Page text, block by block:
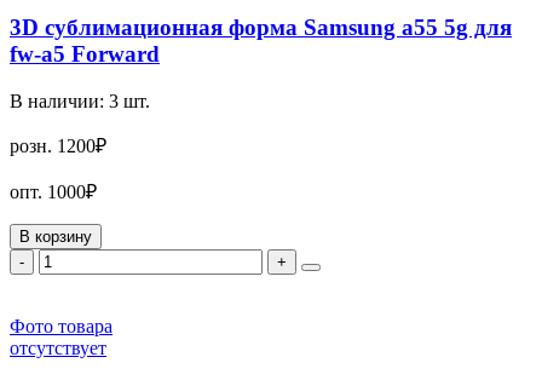
3D сублимационная форма Samsung a55 5g для
fw-a5 Forward
В наличии: 3 шт.
розн. 1200₽
опт. 1000₽
В корзину
-
+
Фото товара
отсутствует